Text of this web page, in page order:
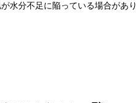
水分不足に陥っている場合があり